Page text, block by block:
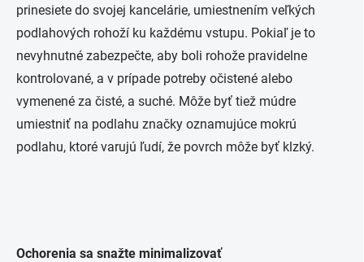
prinesiete do svojej kancelárie, umiestnením veľkých
podlahových rohoží ku každému vstupu. Pokiaľ je to
nevyhnutné zabezpečte, aby boli rohože pravidelne
kontrolované, a v prípade potreby očistené alebo
vymenené za čisté, a suché. Môže byť tiež múdre
umiestniť na podlahu značky oznamujúce mokrú
podlahu, ktoré varujú ľudí, že povrch môže byť klzký.
Ochorenia sa snažte minimalizovať